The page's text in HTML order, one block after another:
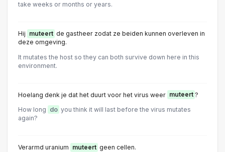
take weeks or months or years.
Hij muteert de gastheer zodat ze beiden kunnen overleven in
deze omgeving.
It mutates the host so they can both survive down here in this
environment.
Hoelang denk je dat het duurt voor het virus weer muteert ?
How long do you think it will last before the virus mutates
again?
Verarmd uranium muteert geen cellen.